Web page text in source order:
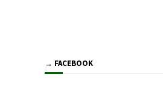
→ FACEBOOK